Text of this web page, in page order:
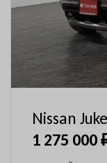
1 275 000
Nissan